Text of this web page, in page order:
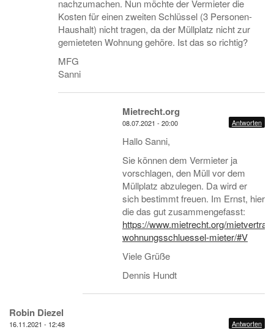
nachzumachen. Nun möchte der Vermieter die
Kosten für einen zweiten Schlüssel (3 Personen-
Haushalt) nicht tragen, da der Müllplatz nicht zur
gemieteten Wohnung gehöre. Ist das so richtig?
MFG
Sanni
Mietrecht.org
08.07.2021 - 20:00 Antworten
Hallo Sanni,
Sie können dem Vermieter ja
vorschlagen, den Müll vor dem
Müllplatz abzulegen. Da wird er
sich bestimmt freuen. Im Ernst, hier
die das gut zusammengefasst:
https://www.mietrecht.org/
wohnungsschluessel-mieter/#V
Viele Grüße
Dennis Hundt
Robin Diezel
16.11.2021 - 12:48 Antworten